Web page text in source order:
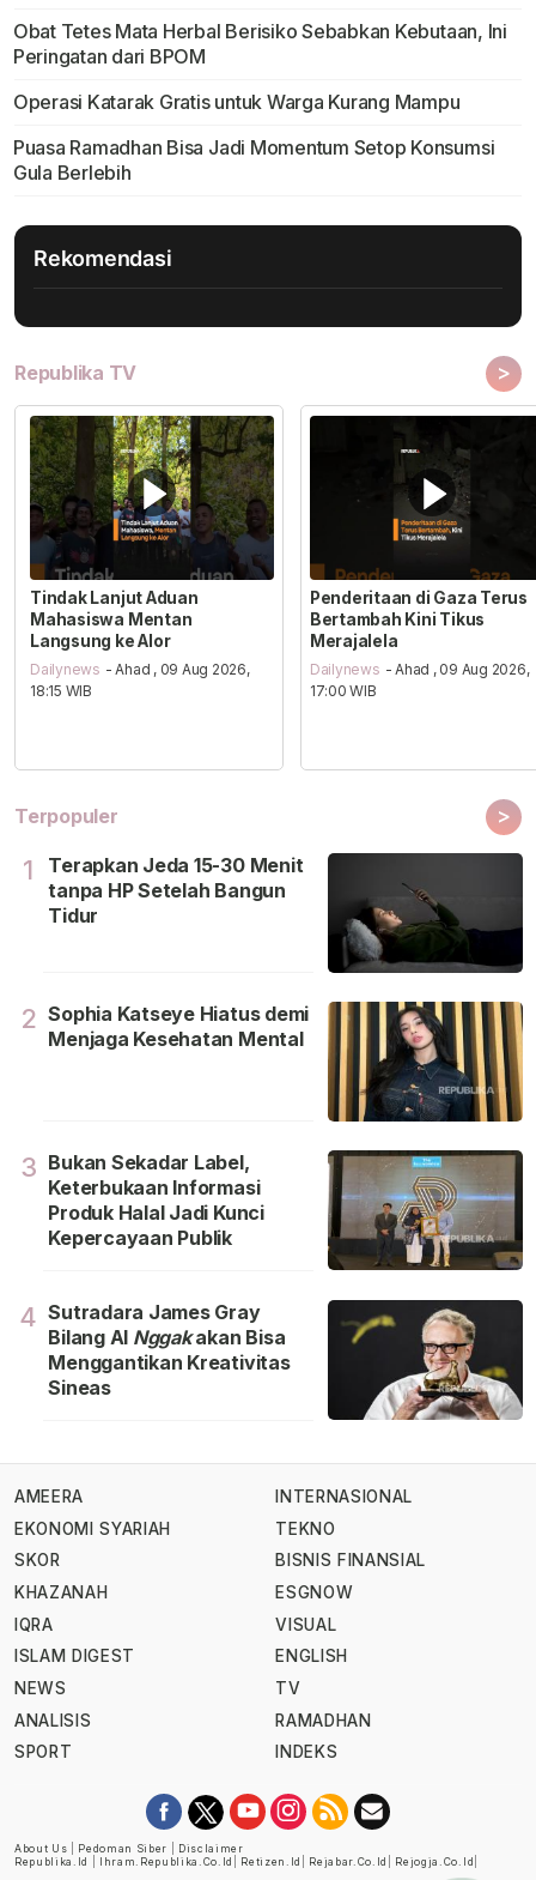
Obat Tetes Mata Herbal Berisiko Sebabkan Kebutaan, Ini
Peringatan dari BPOM
Operasi Katarak Gratis untuk Warga Kurang Mampu
Puasa Ramadhan Bisa Jadi Momentum Setop Konsumsi
Gula Berlebih
Rekomendasi
Republika TV >
Tindak Lanjut Aduan
Mahasiswa Mentan
Langsung ke Alor
Dailynews - Ahad , 09 Aug 2026,
18:15 WIB
Penderitaan di Gaza Terus
Bertambah Kini Tikus
Merajalela
Dailynews - Ahad , 09 Aug 2026,
17:00 WIB
Terpopuler >
1
Terapkan Jeda 15-30 Menit
tanpa HP Setelah Bangun
Tidur
2 Sophia Katseye Hiatus demi
Menjaga Kesehatan Mental
3 Bukan Sekadar Label,
Keterbukaan Informasi
Produk Halal Jadi Kunci
Kepercayaan Publik
4 Sutradara James Gray
Bilang Al Nggakakan Bisa
Menggantikan Kreativitas
Sineas
AMEERA
EKONOMI SYARIAH
SKOR
KHAZANAH
IQRA
ISLAM DIGEST
NEWS
ANALISIS
SPORT
INTERNASIONAL
TEKNO
BISNIS FINANSIAL
ESGNOW
VISUAL
ENGLISH
TV
RAMADHAN
INDEKS
About Us Pedoman Siber
Disclaimer
Republika.id
Ihram.republika.co.id Retizen.id Rejabar.co.id Rejogja.co.id